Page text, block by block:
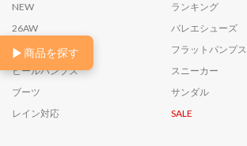
▶商品を探す
NEW
ランキング
26AW
バレエシューズ
ローファー
フラットパンプス
ヒールパンプス
スニーカー
ブーツ
サンダル
レイン対応
SALE